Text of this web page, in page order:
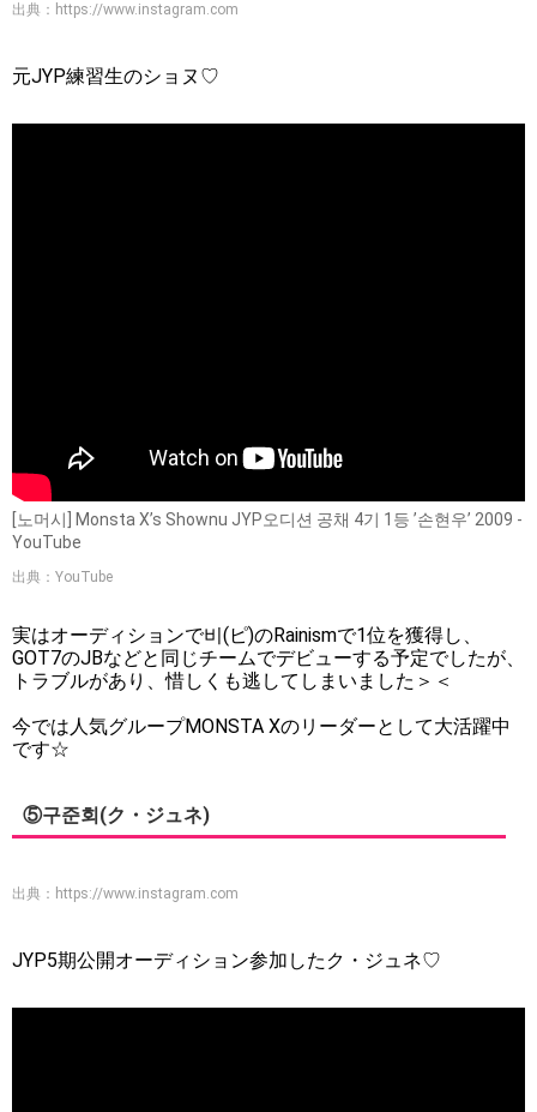
出典： https://www.instagram.com
元JYP練習生のショヌ♡
[노머시] Monsta X’s Shownu JYP오디션 공채 4기 1등 ’손현우’ 2009 -
YouTube
出典：YouTube
実はオーディションで비(ピ)のRainismで1位を獲得し、
GOT7のJBなどと同じチームでデビューする予定でしたが、
トラブルがあり、惜しくも逃してしまいました＞＜
今では人気グループMONSTA Xのリーダーとして大活躍中
です☆
⑤구준회(ク・ジュネ)
出典： https://www.instagram.com
JYP5期公開オーディション参加したク・ジュネ♡